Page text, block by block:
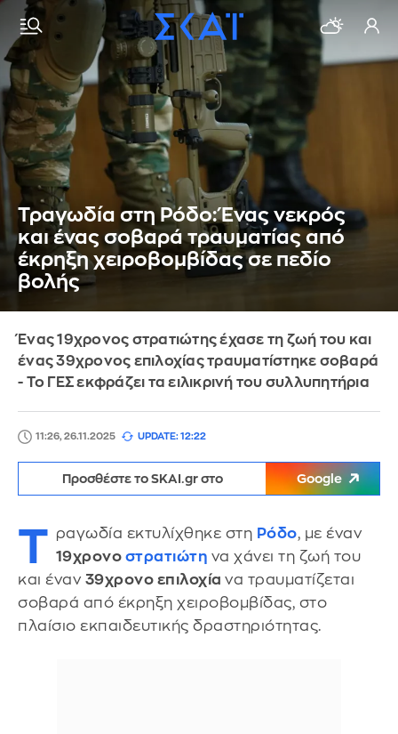
Τραγωδία στη Ρόδο: Ένας νεκρός
και ένας σοβαρά τραυματίας από
έκρηξη χειροβομβίδας σε πεδίο
βολής
Ένας 19χρονος στρατιώτης έχασε τη ζωή του και
ένας 39χρονος επιλοχίας τραυματίστηκε σοβαρά
- Το ΓΕΣ εκφράζει τα ειλικρινή του συλλυπητήρια
11:26, 26.11.2025 UPDATE: 12:22
Προσθέστε το SKAI.gr στο Google
Τ ραγωδία εκτυλίχθηκε στη Ρόδο, με έναν
19χρονο στρατιώτη να χάνει τη ζωή του
και έναν 39χρονο επιλοχία να τραυματίζεται
σοβαρά από έκρηξη χειροβομβίδας, στο
πλαίσιο εκπαιδευτικής δραστηριότητας.